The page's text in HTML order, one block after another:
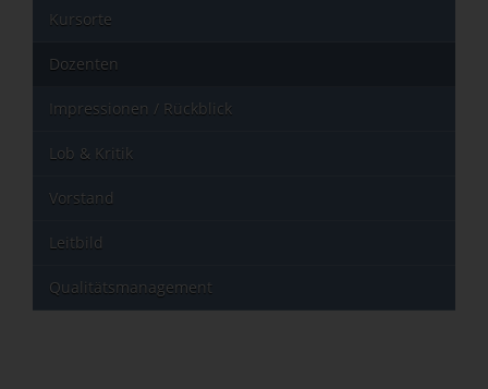
Kursorte
Dozenten
Impressionen / Rückblick
Lob & Kritik
Vorstand
Leitbild
Qualitätsmanagement